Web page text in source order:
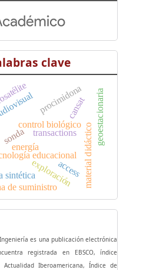
clave
educacional material didáctico
control biológico
procimidona
cansat
exploración
geoestacionaria
sonda
de suministro
energía
transactions
sintética access
es una publicación electrónica
registrada en EBSCO, índice
Actualidad Iberoamericana, Índice de